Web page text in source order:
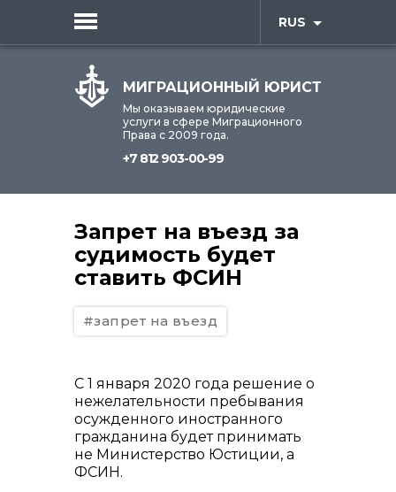
RUS
МИГРАЦИОННЫЙ ЮРИСТ
Мы оказываем юридические
услуги в сфере Миграционного
Права с 2009 года.
+7 812 903-00-99
Запрет на въезд за
судимость будет
ставить ФСИН
#запрет на въезд
С 1 января 2020 года решение о
нежелательности пребывания
осужденного иностранного
гражданина будет принимать
не Министерство Юстиции, а
ФСИН.